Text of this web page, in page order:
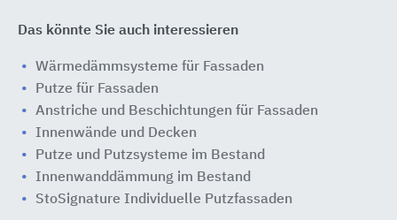
Das könnte Sie auch interessieren
Wärmedämmsysteme für Fassaden
Putze für Fassaden
Anstriche und Beschichtungen für Fassaden
Innenwände und Decken
Putze und Putzsysteme im Bestand
Innenwanddämmung im Bestand
StoSignature Individuelle Putzfassaden